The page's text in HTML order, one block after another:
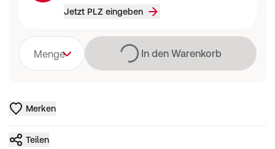
Jetzt PLZ eingeben
Menge LädtIn den Warenkorb
Merken
Teilen